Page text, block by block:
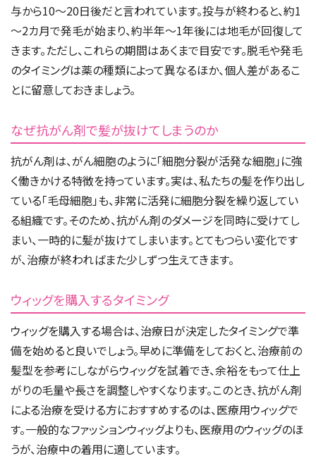
与から10～20日後だと言われています。投与が終わると、約1
～2カ月で発毛が始まり、約半年～1年後には地毛が回復して
きます。ただし、これらの期間はあくまで目安です。脱毛や発毛
のタイミングは薬の種類によって異なるほか、個人差があるこ
とに留意しておきましょう。
なぜ抗がん剤で髪が抜けてしまうのか
抗がん剤は、がん細胞のように「細胞分裂が活発な細胞」に強
く働きかける特徴を持っています。実は、私たちの髪を作り出し
ている「毛母細胞」も、非常に活発に細胞分裂を繰り返してい
る組織です。そのため、抗がん剤のダメージを同時に受けてし
まい、一時的に髪が抜けてしまいます。とてもつらい変化です
が、治療が終わればまた少しずつ生えてきます。
ウィッグを購入するタイミング
ウィッグを購入する場合は、治療日が決定したタイミングで準
備を始めると良いでしょう。早めに準備をしておくと、治療前の
髪型を参考にしながらウィッグを試着でき、余裕をもって仕上
がりの毛量や長さを調整しやすくなります。このとき、抗がん剤
による治療を受ける方におすすめするのは、医療用ウィッグで
す。一般的なファッションウィッグよりも、医療用のウィッグのほ
うが、治療中の着用に適しています。